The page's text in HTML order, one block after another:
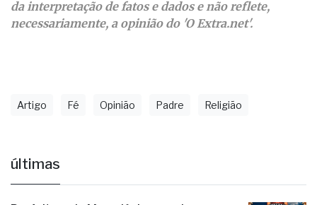
da interpretação de fatos e dados e não reflete,
necessariamente, a opinião do 'O Extra.net'.
Artigo Fé Opinião Padre Religião
últimas